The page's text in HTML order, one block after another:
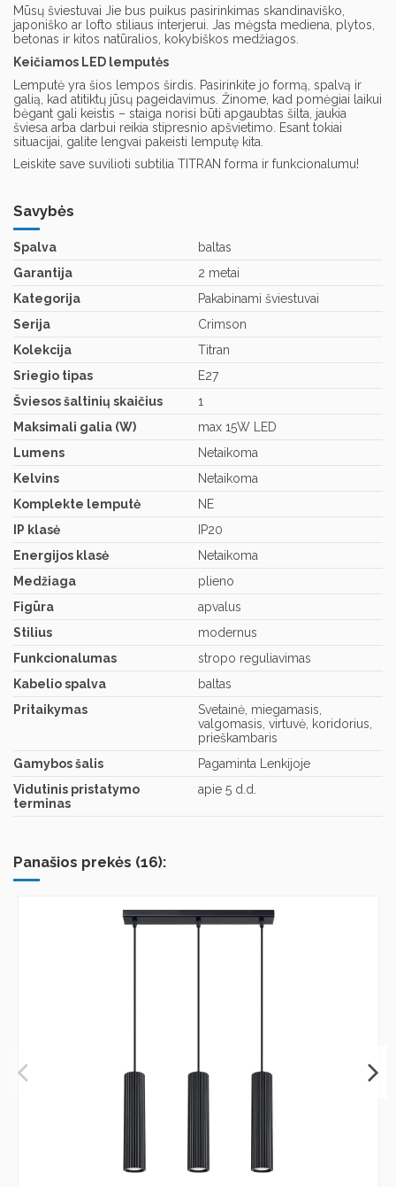
Mūsų šviestuvai Jie bus puikus pasirinkimas skandinaviško,
japoniško ar lofto stiliaus interjerui. Jas mėgsta mediena, plytos,
betonas ir kitos natūralios, kokybiškos medžiagos.
Keičiamos LED lemputės
Lemputė yra šios lempos širdis. Pasirinkite jo formą, spalvą ir
galią, kad atitiktų jūsų pageidavimus. Žinome, kad pomėgiai laikui
bėgant gali keistis – staiga norisi būti apgaubtas šilta, jaukia
šviesa arba darbui reikia stipresnio apšvietimo. Esant tokiai
situacijai, galite lengvai pakeisti lemputę kita.
Leiskite save suvilioti subtilia TITRAN forma ir funkcionalumu!
Savybės
Spalva
baltas
Garantija
2 metai
Kategorija
Pakabinami šviestuvai
Serija
Crimson
Kolekcija
Titran
Sriegio tipas
E27
Šviesos šaltinių skaičius
1
Maksimali galia (W)
max 15W LED
Lumens
Netaikoma
Kelvins
Netaikoma
Komplekte lemputė
NE
IP klasė
IP20
Energijos klasė
Netaikoma
Medžiaga
plieno
Figūra
apvalus
Stilius
modernus
Funkcionalumas
stropo reguliavimas
Kabelio spalva
baltas
Pritaikymas
Svetainė, miegamasis,
valgomasis, virtuvė, koridorius,
prieškambaris
Gamybos šalis
Pagaminta Lenkijoje
Vidutinis pristatymo
terminas
apie 5 d.d.
Panašios prekės (16):